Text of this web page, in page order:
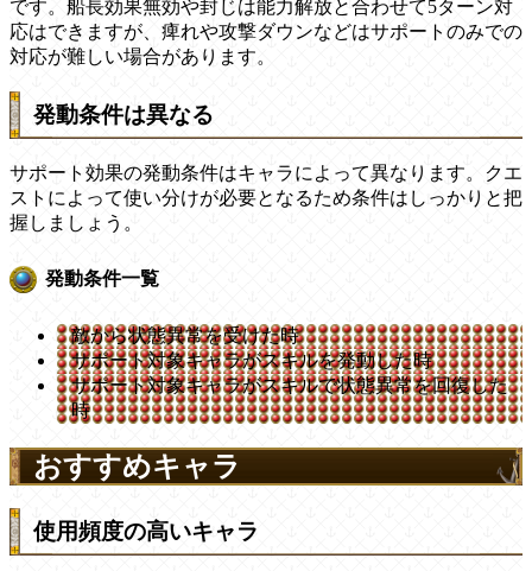
です。船長効果無効や封じは能力解放と合わせて5ターン対
応はできますが、痺れや攻撃ダウンなどはサポートのみでの
対応が難しい場合があります。
発動条件は異なる
サポート効果の発動条件はキャラによって異なります。クエ
ストによって使い分けが必要となるため条件はしっかりと把
握しましょう。
発動条件一覧
敵から状態異常を受けた時
サポート対象キャラがスキルを発動した時
サポート対象キャラがスキルで状態異常を回復した
時
おすすめキャラ
使用頻度の高いキャラ